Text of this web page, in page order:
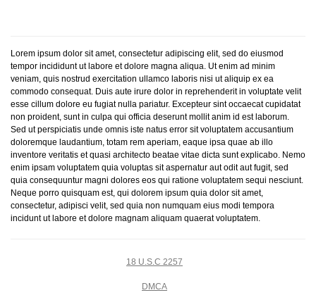
Lorem ipsum dolor sit amet, consectetur adipiscing elit, sed do eiusmod
tempor incididunt ut labore et dolore magna aliqua. Ut enim ad minim
veniam, quis nostrud exercitation ullamco laboris nisi ut aliquip ex ea
commodo consequat. Duis aute irure dolor in reprehenderit in voluptate velit
esse cillum dolore eu fugiat nulla pariatur. Excepteur sint occaecat cupidatat
non proident, sunt in culpa qui officia deserunt mollit anim id est laborum.
Sed ut perspiciatis unde omnis iste natus error sit voluptatem accusantium
doloremque laudantium, totam rem aperiam, eaque ipsa quae ab illo
inventore veritatis et quasi architecto beatae vitae dicta sunt explicabo. Nemo
enim ipsam voluptatem quia voluptas sit aspernatur aut odit aut fugit, sed
quia consequuntur magni dolores eos qui ratione voluptatem sequi nesciunt.
Neque porro quisquam est, qui dolorem ipsum quia dolor sit amet,
consectetur, adipisci velit, sed quia non numquam eius modi tempora
incidunt ut labore et dolore magnam aliquam quaerat voluptatem.
18 U.S.C 2257
DMCA